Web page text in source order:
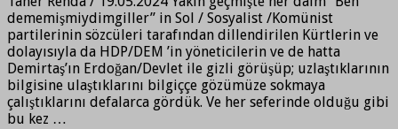
dememişmiydimgiller” in Sol / Sosyalist /Komünist
partilerinin sözcüleri tarafından dillendirilen Kürtlerin ve
dolayısıyla da HDP/DEM ’in yöneticilerin ve de hatta
Demirtaş’ın Erdoğan/Devlet ile gizli görüşüp; uzlaştıklarının
bilgisine ulaştıklarını bilgiççe gözümüze sokmaya
çalıştıklarını defalarca gördük. Ve her seferinde olduğu gibi
bu kez …